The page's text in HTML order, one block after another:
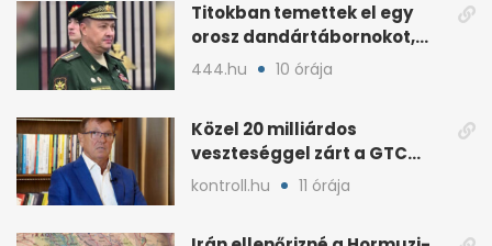
Titokban temettek el egy
orosz dandártábornokot,
Csajko barátját
444.hu 10 órája
Közel 20 milliárdos
veszteséggel zárt a GTC
Origine a 2025-ös évben
kontroll.hu 11 órája